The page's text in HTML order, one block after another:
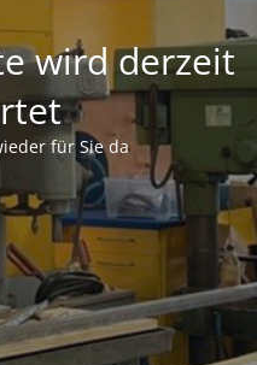
wird derzeit
für Sie da